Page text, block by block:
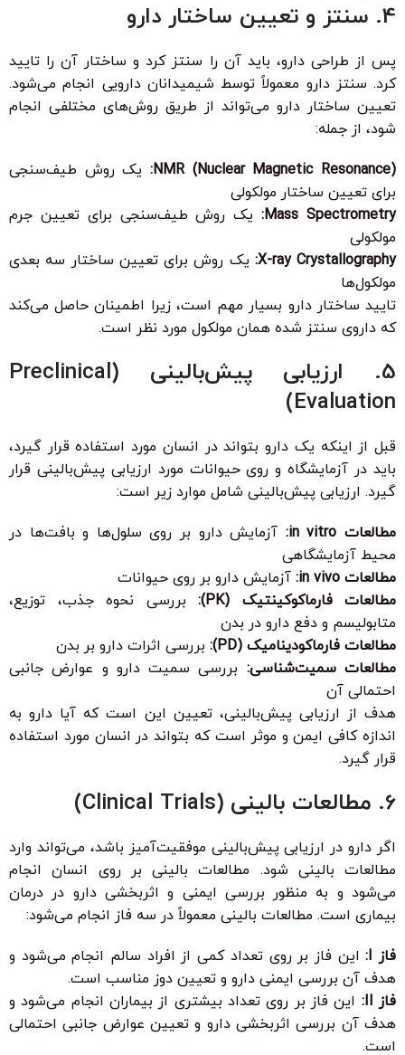
4. سنتز و تعیین ساختار دارو
پس از طراحی دارو، باید آن را سنتز کرد و ساختار آن را تایید
کرد. سنتز دارو معمولاً توسط شیمیدانان دارویی انجام می‌شود.
تعیین ساختار دارو می‌تواند از طریق روش‌های مختلفی انجام
شود، از جمله:
NMR (Nuclear Magnetic Resonance):
یک روش طیف‌سنجی
برای تعیین ساختار مولکولی
Mass Spectrometry:یک روش طیف‌سنجی برای تعیین جرم
مولکولی
X-ray Crystallography: یک روش برای تعیین ساختار سه بعدی
مولکول‌ها
تایید ساختار دارو بسیار مهم است، زیرا اطمینان حاصل می‌کند
که داروی سنتز شده همان مولکول مورد نظر است.
5. ارزیابی پیش‌بالینی (Preclinical
Evaluation)
قبل از اینکه یک دارو بتواند در انسان مورد استفاده قرار گیرد،
باید در آزمایشگاه و روی حیوانات مورد ارزیابی پیش‌بالینی قرار
گیرد. ارزیابی پیش‌بالینی شامل موارد زیر است:
مطالعات in vitro:
آزمایش دارو بر روی سلول‌ها و بافت‌ها در
محیط آزمایشگاهی
مطالعات in vivo:
آزمایش دارو بر روی حیوانات
مطالعات فارماکوکینتیک (PK):
بررسی نحوه جذب، توزیع،
متابولیسم و دفع دارو در بدن
مطالعات فارماکودینامیک (PD):
بررسی اثرات دارو بر بدن
مطالعات سمیت‌شناسی: بررسی سمیت دارو و عوارض جانبی
احتمالی آن
هدف از ارزیابی پیش‌بالینی، تعیین این است که آیا دارو به
اندازه کافی ایمن و موثر است که بتواند در انسان مورد استفاده
قرار گیرد.
6. مطالعات بالینی (Clinical Trials)
اگر دارو در ارزیابی پیش‌بالینی موفقیت‌آمیز باشد، می‌تواند وارد
مطالعات بالینی شود. مطالعات بالینی بر روی انسان انجام
می‌شود و به منظور بررسی ایمنی و اثربخشی دارو در درمان
بیماری است. مطالعات بالینی معمولاً در سه فاز انجام می‌شود:
فاز I:
این فاز بر روی تعداد کمی از افراد سالم انجام می‌شود و
هدف آن بررسی ایمنی دارو و تعیین دوز مناسب است.
فاز II:
این فاز بر روی تعداد بیشتری از بیماران انجام می‌شود و
هدف آن بررسی اثربخشی دارو و تعیین عوارض جانبی احتمالی
است.